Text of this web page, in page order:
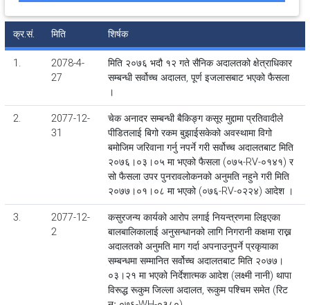
क्र.सं. मिति शिर्षक
1.
2078-4-
27
मिति २०७६ भदौ १२ गते सैनिक अदालतको क्षेत्राधिकार
सम्बन्धी सर्वोच्च अदालत, पूर्ण इजलासबाट भएको फैसला
।
2.
2077-12-
31
चेक अनादर सम्बन्धी बैकिङ्ग कसूर मुद्दामा प्रतिवादीले
पीडितलाई बिगो रकम बुझाईसकेको अवस्थामा विगो
बमोजिम जरिवाना गर्नु नपर्ने गरी सर्वोच्च अदालतबाट मिति
२०७६।०३।०५ मा भएको फैसला (०७५-RV-०१४१) र
सो फैसला उपर पुनरावलोकनको अनुमति नहुने गरी मिति
२०७७।०१।०८ मा भएको (०७६-RV-०२२४) आदेश ।
3.
2077-12-
2
कसुरजन्य कार्यको आरोप लगाई नियन्त्रणमा लिइएका
बालबालिकालाई अनुसन्धानको लागि निगरानी कक्षमा राख्न
अदालतको अनुमति माग गर्दा अपनाउनुपर्ने प्रकृयाका
सम्बन्धमा सम्मानित सर्वोच्च अदालतबाट मिति २०७७।
०३।२१ मा भएको निर्देशात्मक आदेश (लक्ष्मी नानी) थापा
विरूद्ध रूकुम जिल्ला अदालत, रूकुम पश्चिम समेत (रिट